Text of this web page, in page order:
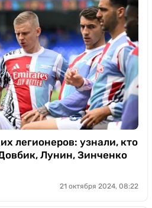
легионеров: узнали, кто
Лунин, Зинченко
21 октября 2024, 08:22